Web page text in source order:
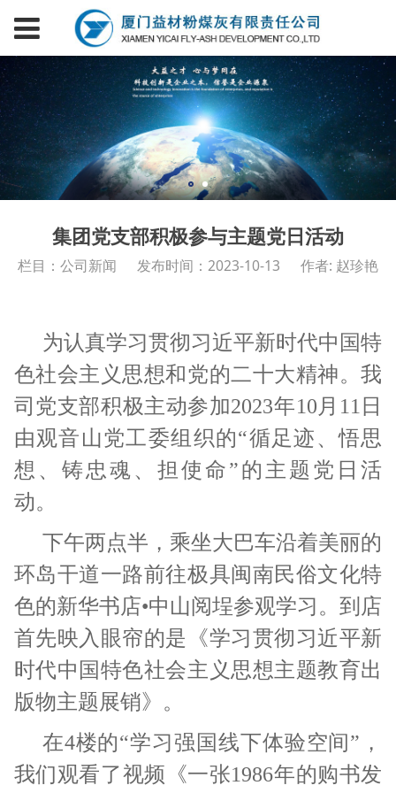
集团党支部积极参与主题党日活动
栏目：公司新闻 发布时间：2023-10-13 作者: 赵珍艳
为认真学习贯彻习近平新时代中国特
色社会主义思想和党的二十大精神。我
司党支部积极主动参加2023年10月11日
由观音山党工委组织的“循足迹、悟思
想、铸忠魂、担使命”的主题党日活
动。
下午两点半，乘坐大巴车沿着美丽的
环岛干道一路前往极具闽南民俗文化特
色的新华书店•中山阅埕参观学习。到店
首先映入眼帘的是《学习贯彻习近平新
时代中国特色社会主义思想主题教育出
版物主题展销》。
在4楼的“学习强国线下体验空间”，
我们观看了视频《一张1986年的购书发